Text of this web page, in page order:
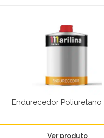
Endurecedor Poliuretano